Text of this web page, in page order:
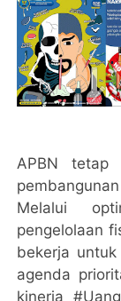
APBN tetap
Melalui
pengelolaan
bekerja
agenda
kinerja